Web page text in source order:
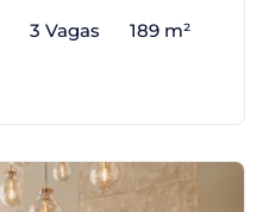
3 Vagas 189 m²